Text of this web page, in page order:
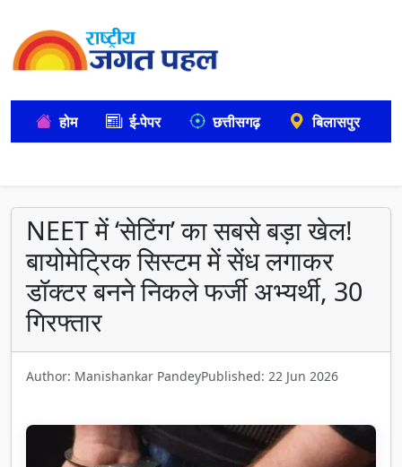
होम ई-पेपर छत्तीसगढ़ बिलासपुर
NEET में ‘सेटिंग’ का सबसे बड़ा खेल!
बायोमेट्रिक सिस्टम में सेंध लगाकर
डॉक्टर बनने निकले फर्जी अभ्यर्थी, 30
गिरफ्तार
Author: Manishankar PandeyPublished: 22 Jun 2026